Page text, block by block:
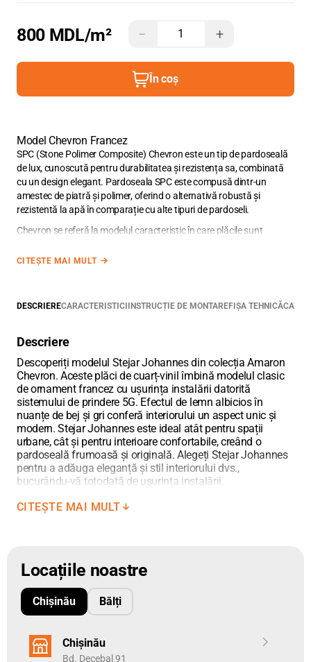
800 MDL/m² − +
În coș
Model Chevron Francez
SPC (Stone Polimer Composite) Chevron este un tip de pardoseală
de lux, cunoscută pentru durabilitatea și rezistența sa, combinată
cu un design elegant. Pardoseala SPC este compusă dintr-un
amestec de piatră și polimer, oferind o alternativă robustă și
rezistentă la apă în comparație cu alte tipuri de pardoseli.
Chevron se referă la modelul caracteristic în care plăcile sunt
model este adesea preferat pentru designurile interioare sofisticate,
Chevron Stejar Johannes, care combină frumusețea stejarului
Plăcile SPC din colecția
cm cu suprafața de 0,072 m . Cutia cu AMARON Chevron conține
18 plăci dintre care 9 buc. de stânga și 9 buc. de dreapta și face
1,296 m2
Unitatea de măsură pentru pardoseli este metrul pătrat.
Adăugați
în coș metrajul necesar, cu zecimale utilizând punct între cifre.
CITEȘTE MAI MULT
DESCRIERECARACTERISTICIINSTRUCȚIE DE MONTAREFIȘA TEHNICĂ
Descriere
Descoperiți modelul Stejar Johannes din colecția Amaron
Chevron. Aceste plăci de cuarț-vinil îmbină modelul clasic
de ornament francez cu ușurința instalării datorită
sistemului de prindere 5G. Efectul de lemn albicios în
nuanțe de bej și gri conferă interiorului un aspect unic și
modern. Stejar Johannes este ideal atât pentru spații
urbane, cât și pentru interioare confortabile, creând o
pardoseală frumoasă și originală. Alegeți Stejar Johannes
pentru a adăuga eleganță și stil interiorului dvs.,
bucurându-vă totodată de ușurința instalării.
Inspirate de operele lui Johannes Vermeer, aceste panouri
se remarcă prin armonia dintre tonurile reci și calde și
textura unică, care se schimbă în funcție de iluminare și
momentul zilei.
Caracteristicile Produsului
Plăcile Stejar Johannes au pori negativi și o suprafață
CITEȘTE MAI MULT
Locațiile noastre
Chișinău Bălți
Chișinău
Bd. Decebal 91